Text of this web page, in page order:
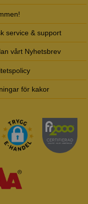
service & support
vårt Nyhetsbrev
för kakor